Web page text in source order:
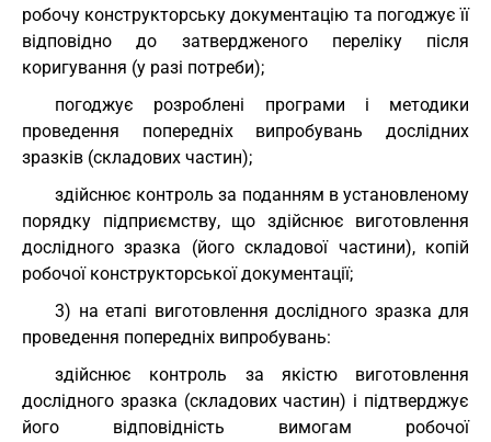
робочу конструкторську документацію та погоджує її
відповідно до затвердженого переліку після
коригування (у разі потреби);
погоджує розроблені програми і методики
проведення попередніх випробувань дослідних
зразків (складових частин);
здійснює контроль за поданням в установленому
порядку підприємству, що здійснює виготовлення
дослідного зразка (його складової частини), копій
робочої конструкторської документації;
3) на етапі виготовлення дослідного зразка для
проведення попередніх випробувань:
здійснює контроль за якістю виготовлення
дослідного зразка (складових частин) і підтверджує
його відповідність вимогам робочої